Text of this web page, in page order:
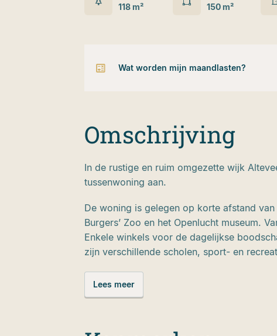
118 m² 150 m²
Wat worden mijn maandlasten?
Omschrijving
In de rustige en ruim omgezette wijk
tussenwoning aan.
De woning is gelegen op korte afstand
Burgers’ Zoo en het Openlucht museum.
Enkele winkels voor de dagelijkse
zijn verschillende scholen, sport- en
en er is een bushalte in de straat.
Lees meer